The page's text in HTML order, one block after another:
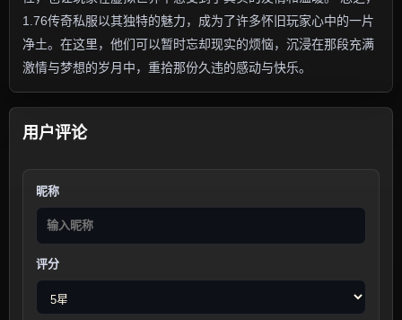
1.76传奇私服以其独特的魅力，成为了许多怀旧玩家心中的一片
净土。在这里，他们可以暂时忘却现实的烦恼，沉浸在那段充满
激情与梦想的岁月中，重拾那份久违的感动与快乐。
用户评论
昵称
评分